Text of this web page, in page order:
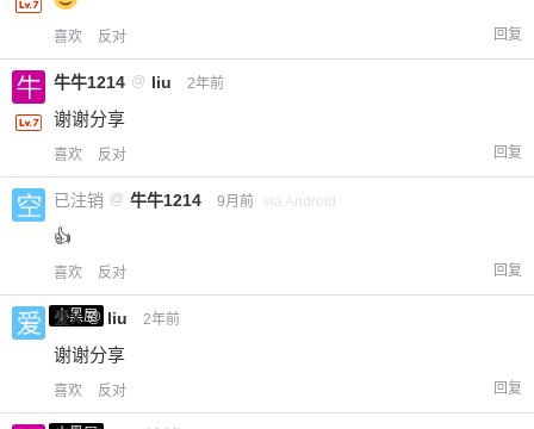
喜欢 反对 回复
牛牛1214 @ liu 2年前
谢谢分享
喜欢 反对 回复
已注销 @ 牛牛1214 9月前 via Android
👍
喜欢 反对 回复
小黑屋
爱X @ liu 2年前
谢谢分享
喜欢 反对 回复